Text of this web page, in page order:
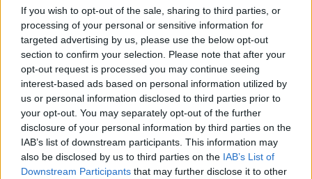
If you wish to opt-out of the sale, sharing to third parties, or
processing of your personal or sensitive information for
targeted advertising by us, please use the below opt-out
section to confirm your selection. Please note that after your
opt-out request is processed you may continue seeing
interest-based ads based on personal information utilized by
us or personal information disclosed to third parties prior to
your opt-out. You may separately opt-out of the further
disclosure of your personal information by third parties on the
IAB’s list of downstream participants. This information may
also be disclosed by us to third parties on the IAB’s List of
Downstream Participants that may further disclose it to other
nawet jeśli jest on nam wrogi i nieprzyjazny. Zbawienie
nie polega na autonomii, lecz na pokornym uznaniu
własnej potrzeby i umiejętności jej swobodnego
wyrażania.
W Bożym zamyśle wypełnienie naszego człowieczeństwa
nie jest aktem siły, ale gestem zaufania. Jezus nie zbawia
poprzez niespodziewany zwrot akcji, lecz prosząc o coś,
czego nie może dać samo sobie. I tu otwierają się drzwi
ku prawdziwej nadziei: jeśli nawet Syn Boży postanowił,